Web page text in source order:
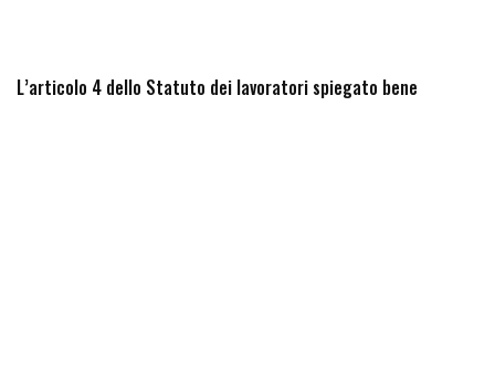
L’articolo 4 dello Statuto dei lavoratori spiegato bene